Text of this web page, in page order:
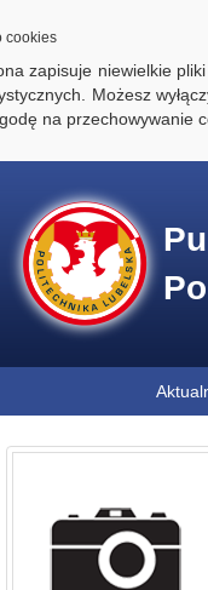
cookies
zapisuje niewielkie
Możesz
na przechowywanie